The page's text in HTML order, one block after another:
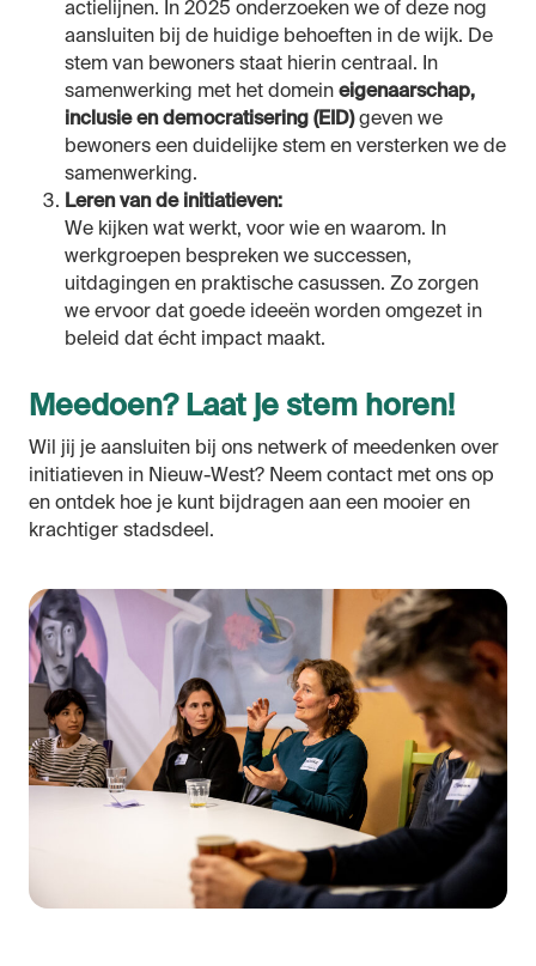
actielijnen. In 2025 onderzoeken we of deze nog
aansluiten bij de huidige behoeften in de wijk. De
stem van bewoners staat hierin centraal. In
samenwerking met het domein eigenaarschap,
inclusie en democratisering (EID)geven we
bewoners een duidelijke stem en versterken we de
samenwerking.
Leren van de initiatieven:
We kijken wat werkt, voor wie en waarom. In
werkgroepen bespreken we successen,
uitdagingen en praktische casussen. Zo zorgen
we ervoor dat goede ideeën worden omgezet in
beleid dat écht impact maakt.
Meedoen? Laat je stem horen!
Wil jij je aansluiten bij ons netwerk of meedenken over
initiatieven in Nieuw-West? Neem contact met ons op
en ontdek hoe je kunt bijdragen aan een mooier en
krachtiger stadsdeel.